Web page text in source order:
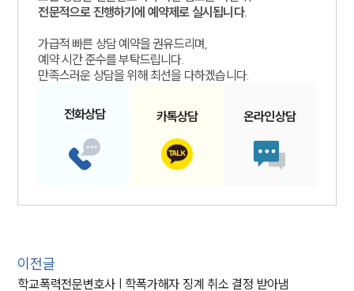
전문적으로 진행하기에 예약제로 실시됩니다.
가급적 빠른 상담 예약을 권유드리며,
예약 시간 준수를 부탁드립니다.
만족스러운 상담을 위해 최선을 다하겠습니다.
전화상담 카톡상담 온라인상담
이전글
학교폭력전문변호사 | 학폭가해자 징계 취소 결정 받아냄